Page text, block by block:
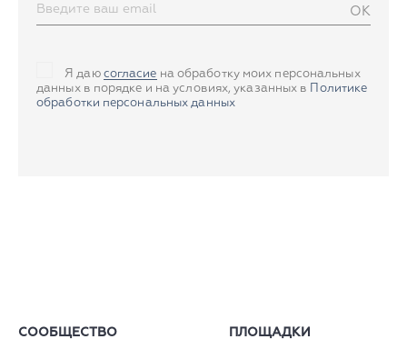
OK
Я даю согласие на обработку моих персональных
данных в порядке и на условиях, указанных в
Политике
обработки персональных данных
СООБЩЕСТВО ПЛОЩАДКИ